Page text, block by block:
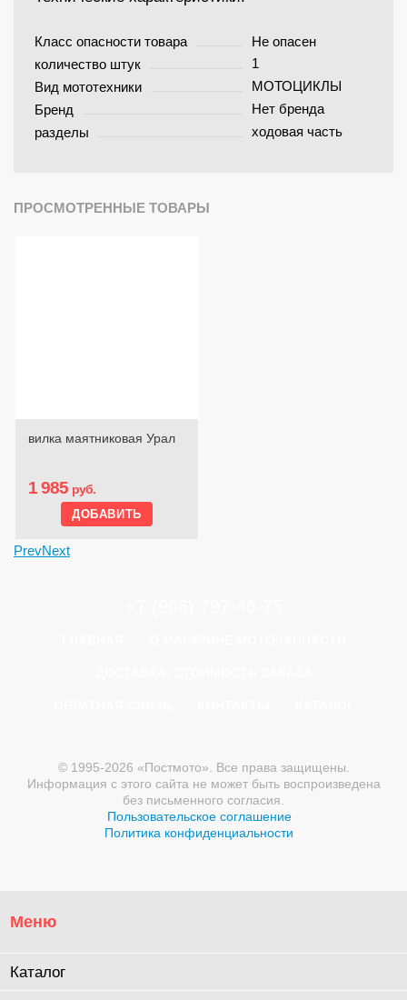
Класс опасности товара
Не опасен
количество штук
1
Вид мототехники
МОТОЦИКЛЫ
Бренд
Нет бренда
разделы
ходовая часть
ПРОСМОТРЕННЫЕ ТОВАРЫ
вилка маятниковая Урал
1 985 руб.
PrevNext
© 1995-2026 «Постмото». Все права защищены.
Информация с этого сайта не может быть воспроизведена
без письменного согласия.
Пользовательское соглашение
Политика конфиденциальности
Меню
Каталог